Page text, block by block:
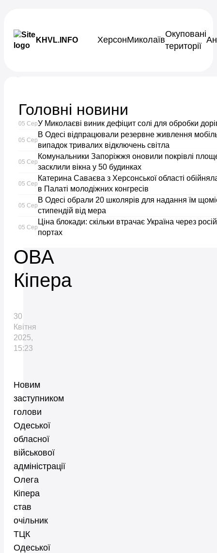
KHVL.INFO ХерсонМиколаїв
Окуповані
території
Начальник
ТЦК
став
заступником
голови
Одеської
ОВА
Кіпера
30
Квітня
2025,
15:23
Новим
заступником
голови
Одеської
обласної
військової
адміністрації
Олега
Кіпера
став
очільник
ТЦК
Одеської
Головні новини
05 СерУ Миколаєві виник дефіцит солі для обробки
05 Сер
В Одесі відпрацювали резервне живлення
випадок тривалих відключень світла
05 Сер
Комунальники Запоріжжя оновили покрівлі
засклили вікна у 50 будинках
05 Сер
Катерина Саваєва з Херсонської області
в Палаті молодіжних конгресів
05 Сер
В Одесі обрали 20 школярів для надання їм
стипендій від мера
05 Сер
Ціна блокади: скільки втрачає Україна через
портах